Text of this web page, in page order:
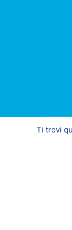
Ti trovi